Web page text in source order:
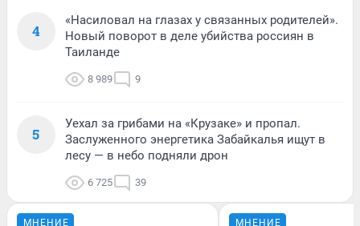
4
«Насиловал на глазах у связанных родителей».
Новый поворот в деле убийства россиян в
Таиланде
8 989 9
5
Уехал за грибами на «Крузаке» и пропал.
Заслуженного энергетика Забайкалья ищут в
лесу — в небо подняли дрон
6 725 39
МНЕНИЕ МНЕНИЕ